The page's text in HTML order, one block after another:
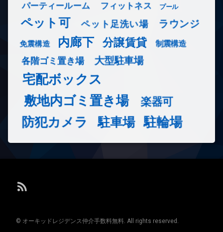
パーティールーム フィットネス プール
ペット可 ペット足洗い場 ラウンジ
免震構造 内廊下 分譲賃貸 制震構造
各階ゴミ置き場 大型駐車場
宅配ボックス
敷地内ゴミ置き場
楽器可
防犯カメラ 駐車場 駐輪場
RSS
© オーキッドレジデンス仲介手数料無料. All rights reserved.